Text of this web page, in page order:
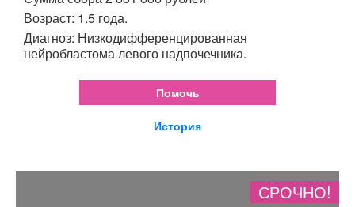
Возраст: 1.5 года.
Диагноз: Низкодифференцированная
нейробластома левого надпочечника.
Помочь
История
СРОЧНО!